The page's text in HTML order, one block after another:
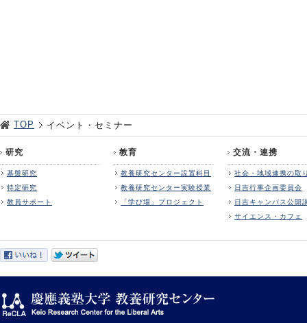
TOP イベント・セミナー
研究
基盤研究
特定研究
教員サポート
教育
教養研究センター設置科目
教養研究センター実験授業
「学び場」プロジェクト
交流・連携
社会・地域連携の取
日吉行事企画委員会
日吉キャンパス公開
サイエンス・カフェ